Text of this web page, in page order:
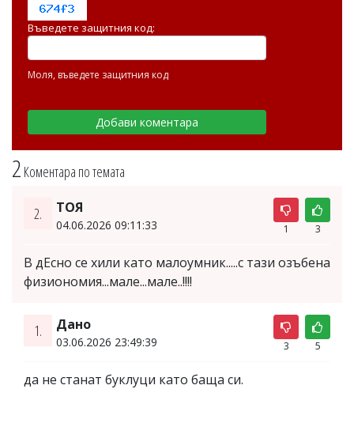
2 Коментара по темата
2. ТОЯ
04.06.2026 09:11:33 1 3
В дЕсно се хили като малоумник.....с тази озъбена
физиономия...мале...мале..!!!!
1. Дано
03.06.2026 23:49:39 3 5
да не станат буклуци като баща си.
Въведете защитния код:
Моля, въведете защитния код